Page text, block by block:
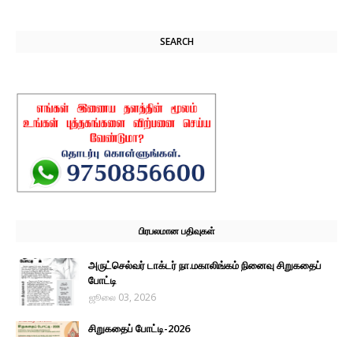
SEARCH
பிரபலமான பதிவுகள்
அருட்செல்வர் டாக்டர் நா.மகாலிங்கம் நினைவு சிறுகதைப்
போட்டி
ஜூலை 03, 2026
சிறுகதைப் போட்டி-2026